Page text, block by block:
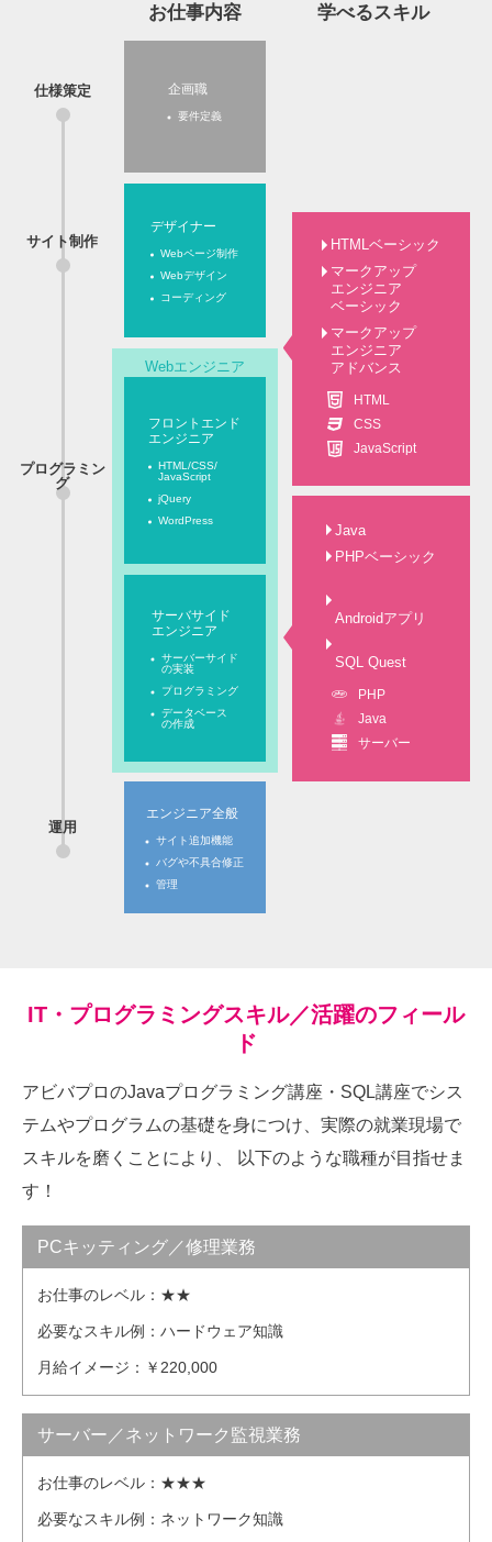
仕様策定
サイト制作
プログラミン
グ
運用
お仕事内容
企画職
要件定義
デザイナー
Webページ制作
Webデザイン
コーディング
Webエンジニア
フロントエンド
エンジニア
HTML/CSS/
JavaScript
jQuery
WordPress
サーバサイド
エンジニア
サーバーサイド
の実装
プログラミング
データベース
の作成
エンジニア全般
サイト追加機能
バグや不具合修正
管理
学べるスキル
HTMLベーシック
マークアップ
エンジニア
ベーシック
マークアップ
エンジニア
アドバンス
HTML
CSS
JavaScript
Java
PHPベーシック
Androidアプリ
SQL Quest
PHP
Java
サーバー
IT・プログラミングスキル／活躍のフィール
ド
アビバプロのJavaプログラミング講座・SQL講座でシス
テムやプログラムの基礎を身につけ、 実際の就業現場で
スキルを磨くことにより、 以下のような職種が目指せま
す！
PCキッティング／修理業務
お仕事のレベル： ★★
必要なスキル例： ハードウェア知識
月給イメージ： ￥220,000
サーバー／ネットワーク監視業務
お仕事のレベル： ★★★
必要なスキル例： ネットワーク知識